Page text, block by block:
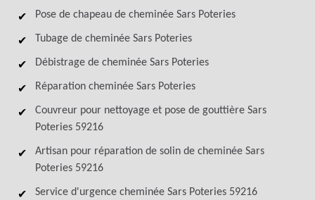
Pose de chapeau de cheminée Sars Poteries
Tubage de cheminée Sars Poteries
Débistrage de cheminée Sars Poteries
Réparation cheminée Sars Poteries
Couvreur pour nettoyage et pose de gouttière Sars
Poteries 59216
Artisan pour réparation de solin de cheminée Sars
Poteries 59216
Service d'urgence cheminée Sars Poteries 59216